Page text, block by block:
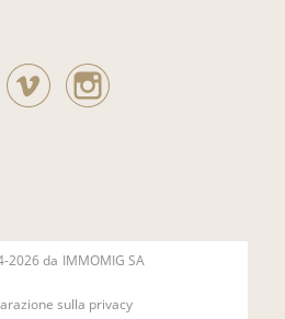
2026 da IMMOMIG SA
sulla privacy